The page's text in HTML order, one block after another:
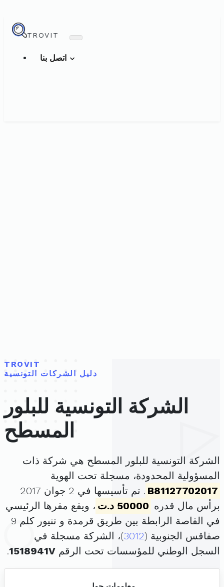
TROVIT
TROVIT
دليل الشركات التونسية
الشركة التونسية للبلور
المسطح
الشركة التونسية للبلور المسطح هي شركة ذات
المسؤولية المحدودة، مسجلة تحت الهوية
B81127702017
. تم تأسيسها في 2 جوان 2017
برأس مال قدره 50000 د.ت
، ويقع مقرها الرئيسي
في القاصة الرابطة بين طريق قرمدة و تنيور كلم 9
صفاقس الجنوبية (3012)، الشركة مسجلة في
السجل الوطني للمؤسسات تحت الرقم 1518941V
.